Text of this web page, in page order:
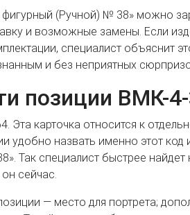
(Ручной) № 38» можно
и возможные замены. Если
специалист объяснит
и без неприятных
позиции ВМК-
Эта карточка относится к
удобно назвать именно этот код
Так специалист быстрее
сейчас.
— место для портрета;